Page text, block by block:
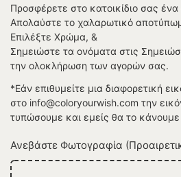
Προσφέρετε στο κατοικίδιο σας
Απολαύστε το χαλαρωτικό
Επιλέξτε Χρώμα, &
Σημειώστε τα ονόματα στις
την ολοκλήρωση των αγορών σας.
*Εάν επιθυμείτε μια διαφορετική
στο info@coloryourwish.com την
τυπώσουμε και εμείς θα το
Ανεβάστε Φωτογραφία